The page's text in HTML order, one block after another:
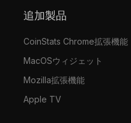
追加製品
CoinStats Chrome拡張機能
MacOSウィジェット
Mozilla拡張機能
Apple TV